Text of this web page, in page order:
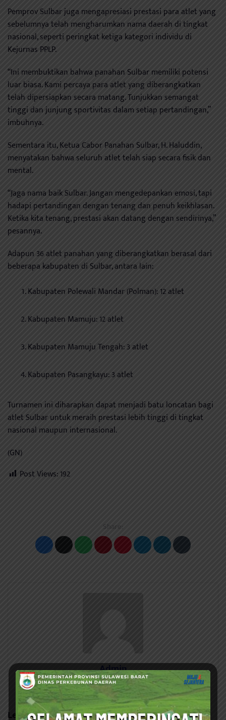
Pemprov Sulbar juga mengapresiasi prestasi para atlet yang
sebelumnya telah mengharumkan nama daerah di tingkat
nasional, seperti peringkat ketiga kategori individu di
Kejurnas PPLP.
“Ini membuktikan bahwa panahan Sulbar memiliki potensi
luar biasa. Kami percaya para atlet yang diberangkatkan
telah dipersiapkan secara matang. Tunjukkan semangat
tinggi dan junjung sportivitas dalam setiap pertandingan,”
imbuhnya.
Sementara itu, Ketua Cabor Panahan Sulbar, H. Haluddin,
menyatakan bahwa seluruh atlet telah siap secara fisik dan
mental.
“Jaga nama baik Sulbar. Jangan mengedepankan emosi, tapi
hadapi pertandingan dengan tenang dan penuh keikhlasan.
Ketika kita tenang, prestasi akan datang dengan sendirinya,”
pesannya.
Adapun 36 atlet panahan yang diberangkatkan berasal dari
beberapa kabupaten di Sulbar, antara lain:
Kabupaten Polewali Mandar (Polman): 12 atlet
Kabupaten Mamuju: 12 atlet
Kabupaten Mamuju Tengah: 3 atlet
Kabupaten Pasangkayu: 3 atlet
Turnamen ini diharapkan dapat menjadi batu loncatan bagi
atlet Sulbar untuk meraih prestasi lebih tinggi di tingkat
nasional maupun internasional.
(GN)
Post Views:192
Share:
Admin
Leave a Reply